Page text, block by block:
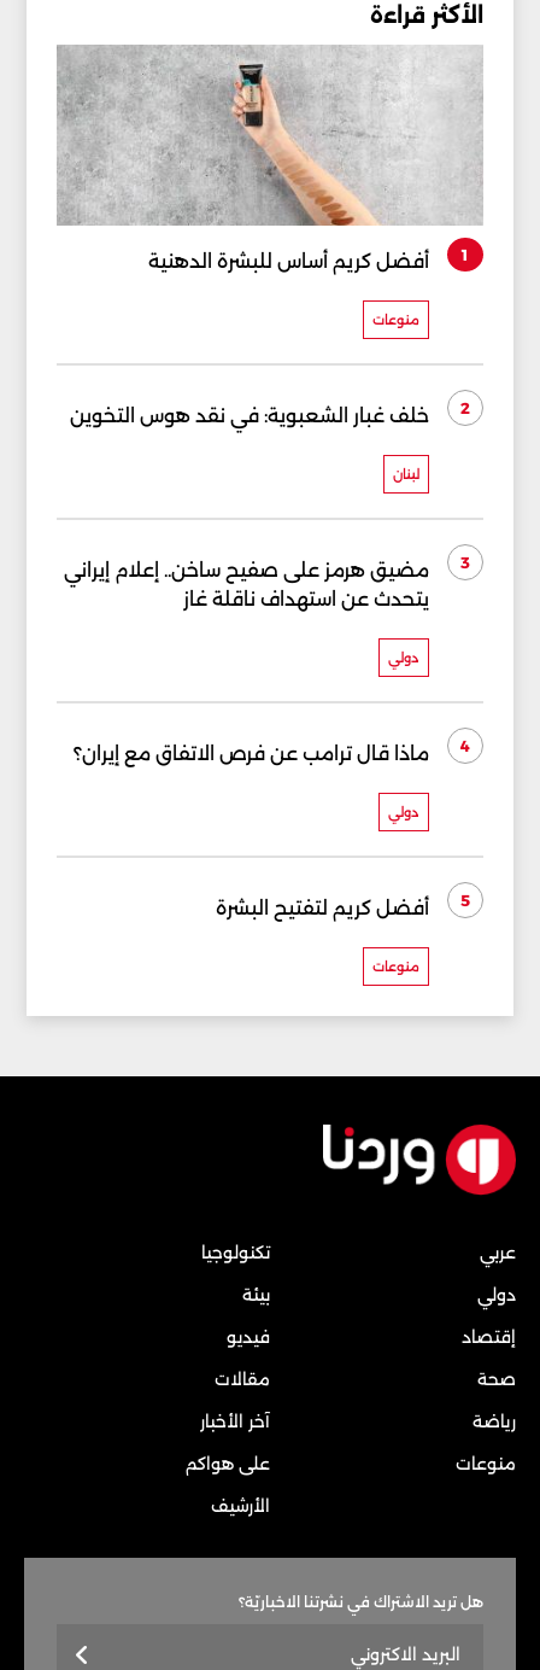
الأكثر قراءة
1 أفضل كريم أساس للبشرة الدهنية
منوعات
2 خلف غبار الشعبوية: في نقد هوس التخوين
لبنان
3
مضيق هرمز على صفيح ساخن.. إعلام إيراني
يتحدث عن استهداف ناقلة غاز
دولي
4 ماذا قال ترامب عن فرص الاتفاق مع إيران؟
دولي
5 أفضل كريم لتفتيح البشرة
منوعات
عربي
دولي
إقتصاد
صحة
رياضة
منوعات
تكنولوجيا
بيئة
فيديو
مقالات
آخر الأخبار
على هواكم
الأرشيف
هل تريد الاشتراك في نشرتنا الاخباريّة؟